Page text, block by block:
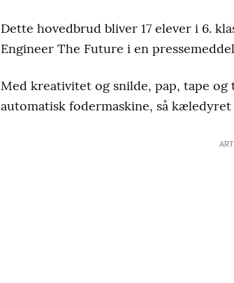
Dette hovedbrud bliver 17 elever i 6.
Engineer The Future i en
Med kreativitet og snilde, pap, tape
automatisk fodermaskine, så